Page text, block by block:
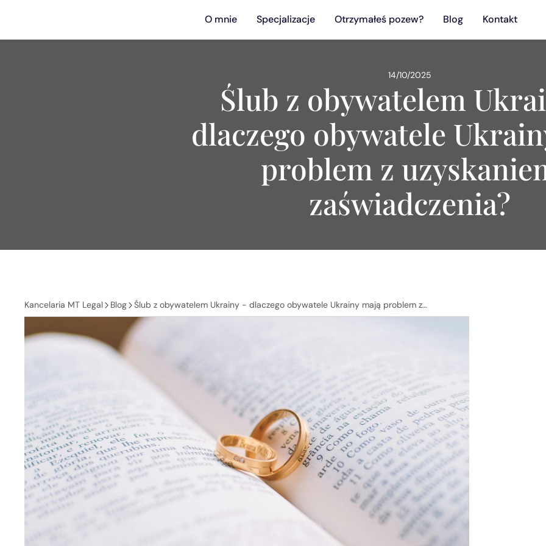
O mnie Specjalizacje Otrzymałeś pozew? Blog Kontakt
14/10/2025
Ślub z obywatelem
dlaczego obywatele
problem z
zaświadczenia?
Kancelaria MT Legal Blog
Ślub z obywatelem Ukrainy - dlaczego obywatele Ukrainy mają problem z
uzyskaniem zaświadczenia?